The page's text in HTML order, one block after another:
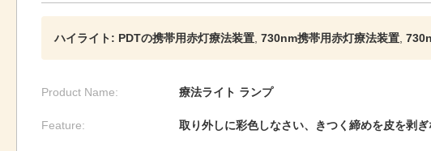
ハイライト: PDTの携帯用赤灯療法装置 730nm携帯用赤灯療法装置
Product Name: 療法ライト ランプ
Feature: 取り外しに彩色しなさい、きつく締めを皮を剥